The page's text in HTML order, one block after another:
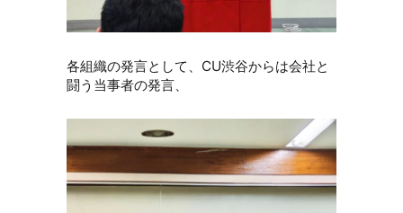
各組織の発言として、CU渋谷からは会社と
闘う当事者の発言、